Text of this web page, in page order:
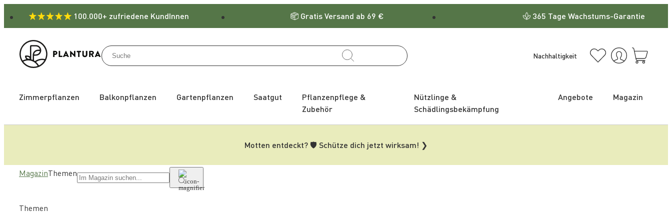
100.000+ zufriedene KundInnen Gratis Versand ab 69 € 365 Tage Wachstums-Garantie
Nachhaltigkeit
Zimmerpflanzen Balkonpflanzen Gartenpflanzen Saatgut
Pflanzenpflege &
Zubehör
Nützlinge &
Schädlingsbekämpfung
Angebote Magazin
Motten entdeckt? 🛡️ Schütze dich jetzt wirksam! ❯
MagazinThemen
Themen